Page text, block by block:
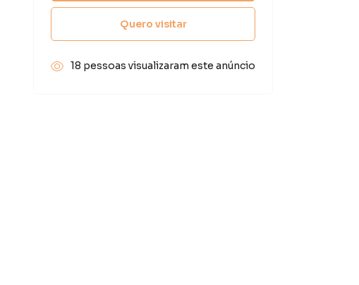
Quero visitar
18 pessoas visualizaram este anúncio